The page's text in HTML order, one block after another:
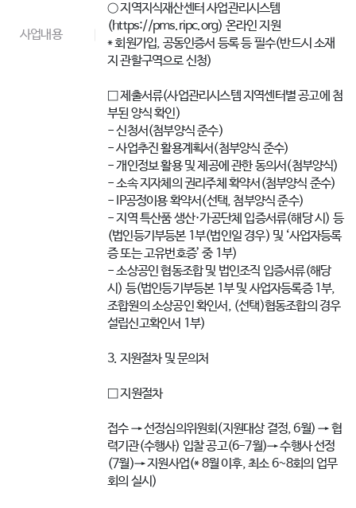
사업내용
○ 지역지식재산센터 사업관리시스템
(https://pms.ripc.org) 온라인 지원
* 회원가입, 공동인증서 등록 등 필수(반드시 소재
지 관할구역으로 신청)
□ 제출서류(사업관리시스템 지역센터별 공고에 첨
부된 양식 확인)
- 신청서(첨부양식 준수)
- 사업추진 활용계획서(첨부양식 준수)
- 개인정보 활용 및 제공에 관한 동의서(첨부양식)
- 소속 지자체의 권리주체 확약서(첨부양식 준수)
- IP공정이용 확약서(선택, 첨부양식 준수)
- 지역 특산품 생산·가공단체 입증서류(해당 시) 등
(법인등기부등본 1부(법인일 경우) 및 ‘사업자등록
증 또는 고유번호증’ 중 1부)
- 소상공인 협동조합 및 법인조직 입증서류(해당
시) 등(법인등기부등본 1부 및 사업자등록증 1부,
조합원의 소상공인 확인서, (선택)협동조합의 경우
설립신고확인서 1부)
3. 지원절차 및 문의처
□ 지원절차
접수 → 선정심의위원회(지원대상 결정, 6월) → 협
력기관(수행사) 입찰 공고(6-7월)→ 수행사 선정
(7월)→ 지원사업(* 8월 이후, 최소 6~8회의 업무
회의 실시)